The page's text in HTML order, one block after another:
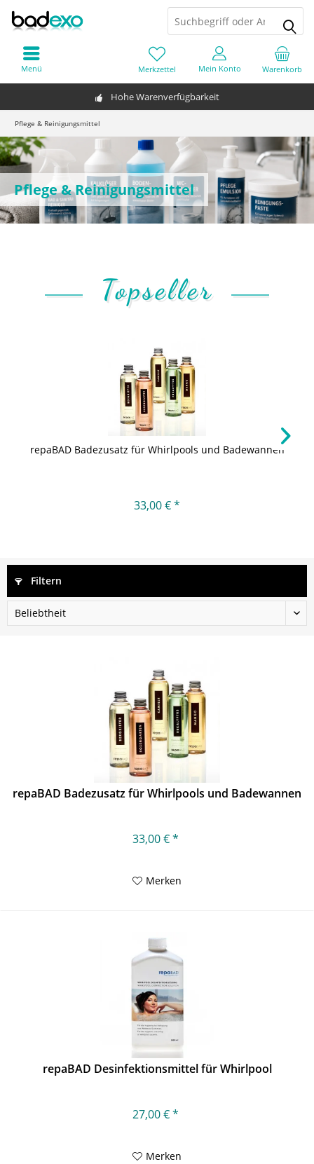
Hohe Warenverfügbarkeit
Warenkorb
Merkzettel Mein Konto
Menü
Pflege & Reinigungsmittel
Pflege & Reinigungsmittel
Topseller
repaBAD Badezusatz für Whirlpools und Badewannen
33,00 € *
Filtern
repaBAD Badezusatz für Whirlpools und Badewannen
33,00 € *
Merken
repaBAD Desinfektionsmittel für Whirlpool
27,00 € *
Merken